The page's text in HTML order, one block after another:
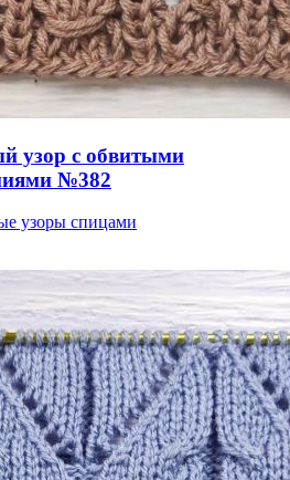
узор с обвитыми
№382
узоры спицами